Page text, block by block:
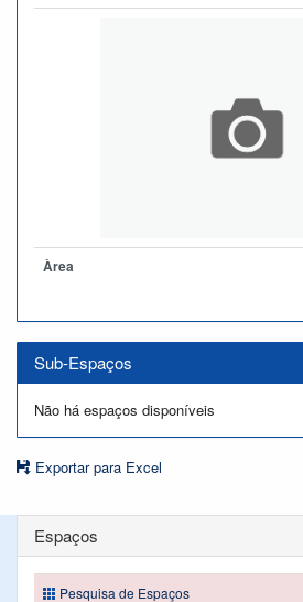
Àrea
Sub-Espaços
Não há espaços disponíveis
Exportar para Excel
Espaços
Pesquisa de Espaços